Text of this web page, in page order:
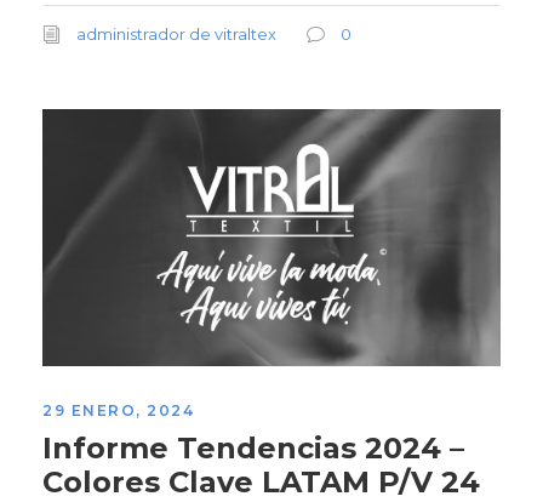
administrador de vitraltex 0
29 ENERO, 2024
Informe Tendencias 2024 –
Colores Clave LATAM P/V 24